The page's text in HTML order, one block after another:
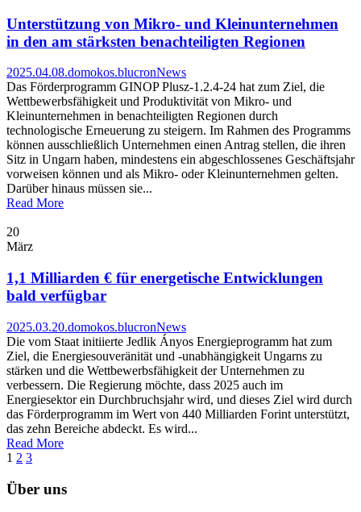
Unterstützung von Mikro- und Kleinunternehmen
in den am stärksten benachteiligten Regionen
2025.04.08.domokos.blucronNews
Das Förderprogramm GINOP Plusz-1.2.4-24 hat zum Ziel, die
Wettbewerbsfähigkeit und Produktivität von Mikro- und
Kleinunternehmen in benachteiligten Regionen durch
technologische Erneuerung zu steigern. Im Rahmen des Programms
können ausschließlich Unternehmen einen Antrag stellen, die ihren
Sitz in Ungarn haben, mindestens ein abgeschlossenes Geschäftsjahr
vorweisen können und als Mikro- oder Kleinunternehmen gelten.
Darüber hinaus müssen sie...
Read More
20
März
1,1 Milliarden € für energetische Entwicklungen
bald verfügbar
2025.03.20.domokos.blucronNews
Die vom Staat initiierte Jedlik Ányos Energieprogramm hat zum
Ziel, die Energiesouveränität und -unabhängigkeit Ungarns zu
stärken und die Wettbewerbsfähigkeit der Unternehmen zu
verbessern. Die Regierung möchte, dass 2025 auch im
Energiesektor ein Durchbruchsjahr wird, und dieses Ziel wird durch
das Förderprogramm im Wert von 440 Milliarden Forint unterstützt,
das zehn Bereiche abdeckt. Es wird...
Read More
1 2 3
Über uns